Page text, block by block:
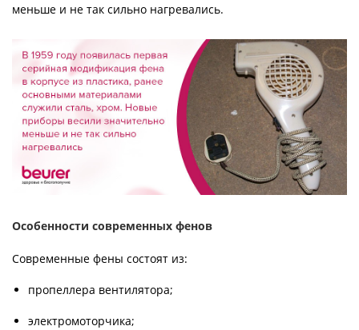
меньше и не так сильно нагревались.
Особенности современных фенов
Современные фены состоят из:
пропеллера вентилятора;
электромоторчика;